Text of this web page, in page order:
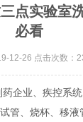
点实验室
必看
12-26 点击次数：
药企业、疾控系
管、烧杯、移液